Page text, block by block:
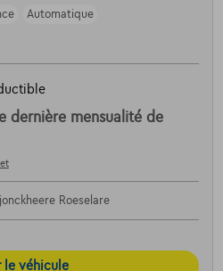
Automatique
dernière mensualité de
Roeselare
le véhicule